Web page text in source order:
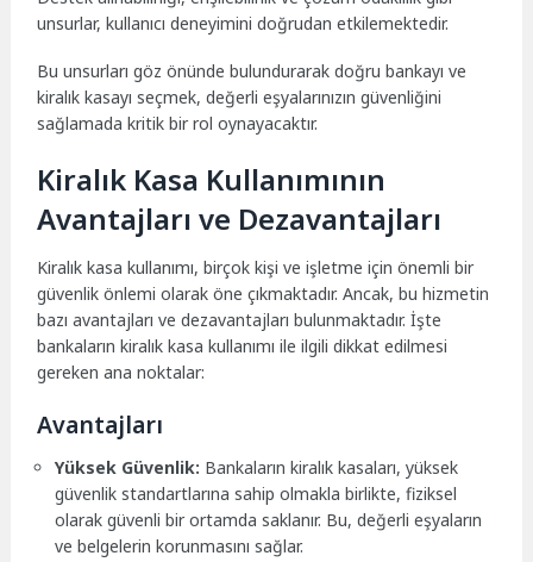
unsurlar, kullanıcı deneyimini doğrudan etkilemektedir.
Bu unsurları göz önünde bulundurarak doğru bankayı ve
kiralık kasayı seçmek, değerli eşyalarınızın güvenliğini
sağlamada kritik bir rol oynayacaktır.
Kiralık Kasa Kullanımının
Avantajları ve Dezavantajları
Kiralık kasa kullanımı, birçok kişi ve işletme için önemli bir
güvenlik önlemi olarak öne çıkmaktadır. Ancak, bu hizmetin
bazı avantajları ve dezavantajları bulunmaktadır. İşte
bankaların kiralık kasa kullanımı ile ilgili dikkat edilmesi
gereken ana noktalar:
Avantajları
Yüksek Güvenlik: Bankaların kiralık kasaları, yüksek
güvenlik standartlarına sahip olmakla birlikte, fiziksel
olarak güvenli bir ortamda saklanır. Bu, değerli eşyaların
ve belgelerin korunmasını sağlar.